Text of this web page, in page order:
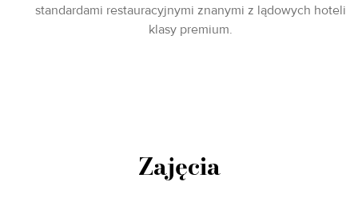
standardami restauracyjnymi znanymi z lądowych hoteli
klasy premium.
Zajęcia